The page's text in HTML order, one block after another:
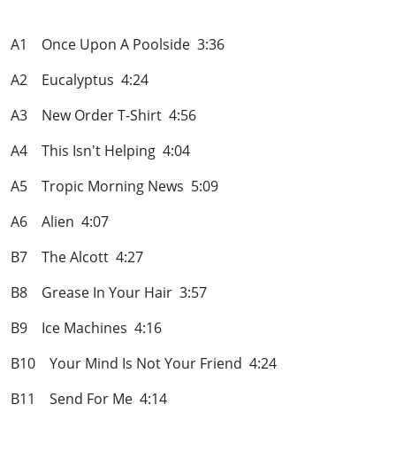
A1 Once Upon A Poolside 3:36
A2 Eucalyptus 4:24
A3 New Order T-Shirt 4:56
A4 This Isn't Helping 4:04
A5 Tropic Morning News 5:09
A6 Alien 4:07
B7 The Alcott 4:27
B8 Grease In Your Hair 3:57
B9 Ice Machines 4:16
B10 Your Mind Is Not Your Friend 4:24
B11 Send For Me 4:14